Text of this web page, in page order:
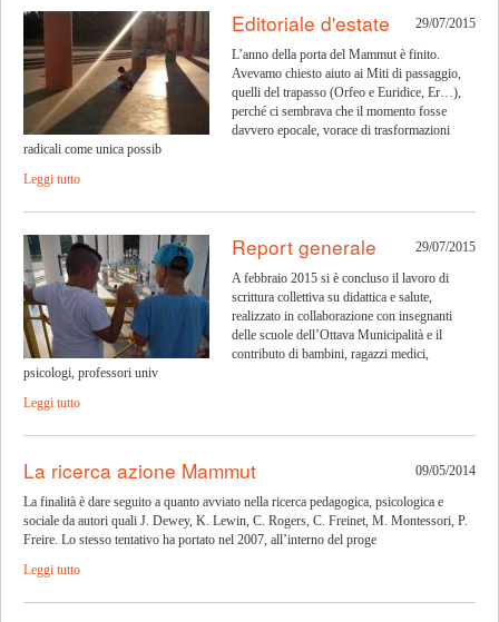
29/07/2015
Editoriale d'estate
L’anno della porta del Mammut è finito.
Avevamo chiesto aiuto ai Miti di passaggio,
quelli del trapasso (Orfeo e Euridice, Er…),
perché ci sembrava che il momento fosse
davvero epocale, vorace di trasformazioni
radicali come unica possib
Leggi tutto
29/07/2015
Report generale
A febbraio 2015 si è concluso il lavoro di
scrittura collettiva su didattica e salute,
realizzato in collaborazione con insegnanti
delle scuole dell’Ottava Municipalità e il
contributo di bambini, ragazzi medici,
psicologi, professori univ
Leggi tutto
09/05/2014
La ricerca azione Mammut
La finalità è dare seguito a quanto avviato nella ricerca pedagogica, psicologica e
sociale da autori quali J. Dewey, K. Lewin, C. Rogers, C. Freinet, M. Montessori, P.
Freire. Lo stesso tentativo ha portato nel 2007, all’interno del proge
Leggi tutto